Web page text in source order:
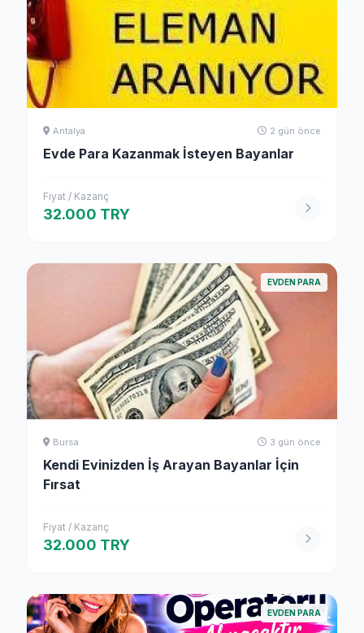
Antalya 2 gün önce
Evde Para Kazanmak İsteyen Bayanlar
Fiyat / Kazanç
32.000 TRY
EVDEN PARA
Bursa 3 gün önce
Kendi Evinizden İş Arayan Bayanlar İçin
Fırsat
Fiyat / Kazanç
32.000 TRY
EVDEN PARA